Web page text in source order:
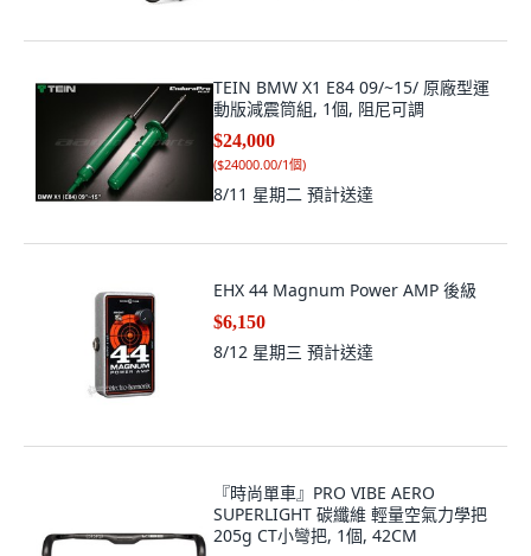
TEIN BMW X1 E84 09/~15/ 原廠型運
動版減震筒組, 1個, 阻尼可調
$24,000
($24000.00/1個)
8/11 星期二 預計送達
EHX 44 Magnum Power AMP 後級
$6,150
8/12 星期三 預計送達
『時尚單車』PRO VIBE AERO
SUPERLIGHT 碳纖維 輕量空氣力學把
205g CT小彎把, 1個, 42CM